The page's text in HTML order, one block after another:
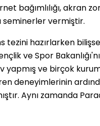
bağımlılığı, akran
seminerler vermiştir.
tezini hazırlarken
ve Spor
yapmış ve birçok
deneyimlerinin
Aynı zamanda